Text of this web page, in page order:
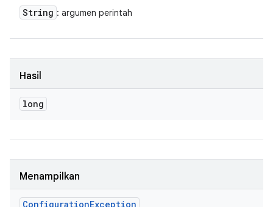
String : argumen perintah
Hasil
long
Menampilkan
ConfigurationException